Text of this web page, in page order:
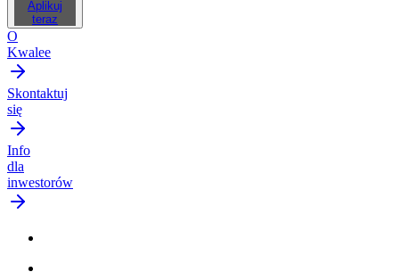
Aplikuj
teraz
O
Kwalee
Skontaktuj
się
Info
dla
inwestorów